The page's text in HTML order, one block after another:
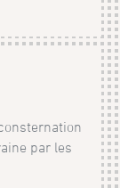
par les